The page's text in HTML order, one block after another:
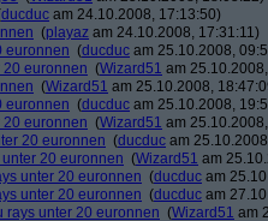
ducduc am 24.10.2008, 17:13:50)
(playaz am 24.10.2008, 17:31:11)
euronnen (ducduc am 25.10.2008,
20 euronnen (Wizard51 am
(Wizard51 am 25.10.2008,
euronnen (ducduc am 25.10.2008,
20 euronnen (Wizard51 am
20 euronnen (ducduc am
20 euronnen (Wizard51 am
unter 20 euronnen (ducduc am
unter 20 euronnen (ducduc am
rays unter 20 euronnen (Wizard51 am